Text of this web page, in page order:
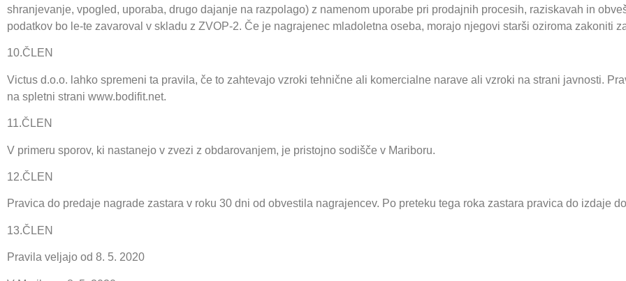
shranjevanje, vpogled, uporaba, drugo dajanje na razpolago) z namenom uporabe pri prodajnih procesih, raziskavah in
podatkov bo le-te zavaroval v skladu z ZVOP-2. Če je nagrajenec mladoletna oseba, morajo njegovi starši oziroma zakoniti
10.ČLEN
Victus d.o.o. lahko spremeni ta pravila, če to zahtevajo vzroki tehnične ali komercialne narave ali vzroki na strani javnosti.
na spletni strani www.bodifit.net.
11.ČLEN
V primeru sporov, ki nastanejo v zvezi z obdarovanjem, je pristojno sodišče v Mariboru.
12.ČLEN
Pravica do predaje nagrade zastara v roku 30 dni od obvestila nagrajencev. Po preteku tega roka zastara pravica do izdaje
13.ČLEN
Pravila veljajo od 8. 5. 2020